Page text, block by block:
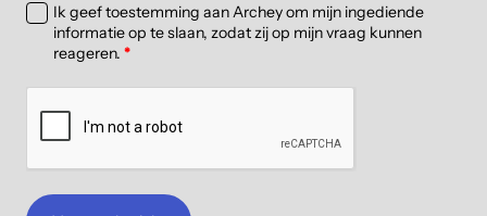
Ik geef toestemming aan Archey om mijn ingediende
informatie op te slaan, zodat zij op mijn vraag kunnen
reageren. *